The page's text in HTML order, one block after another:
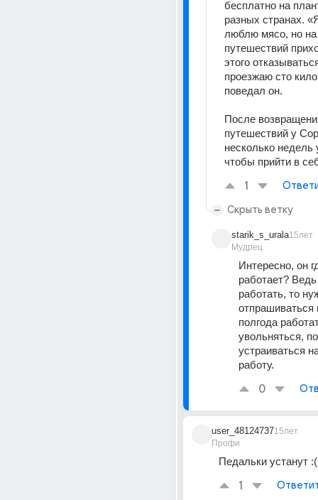
бесплатно на
разных странах.
люблю мясо, но
путешествий
этого
проезжаю сто
поведал он.
После
путешествий у
несколько недель
чтобы прийти в
1
Скрыть ветку
starik_s_urala
Мудрец
15лет
Интересно, он
работает?
работать, то
отпрашиваться
полгода
увольняться,
устраиваться
работу.
0
user_48124737
Профи
15лет
Педальки устанут :(
1